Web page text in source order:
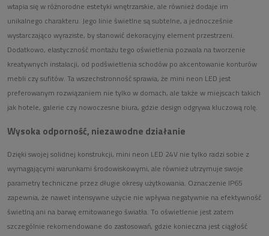
wtapia się w różnorodne estetyki wnętrzarskie, ale również dodaje im
unikalnego charakteru. Jego linie świetlne są subtelne, a jednocześnie
wystarczająco wyraziste, by stanowić dekoracyjny element przestrzeni.
Dodatkowo, elastyczność montażu tego oświetlenia pozwala na tworzenie
kreatywnych instalacji, od podświetlenia schodów po akcentowanie konturów
mebli czy sufitów. Ta wszechstronność sprawia, że mini neon LED jest
preferowanym rozwiązaniem nie tylko w domach, ale także w miejscach takich
jak hotele, galerie czy nowoczesne biura, gdzie design odgrywa kluczową rolę.
Wysoka odporność, niezawodne działanie
Dzięki swojej solidnej konstrukcji, mini neon LED 24V nie tylko radzi sobie z
wymagającymi warunkami środowiskowymi, ale również utrzymuje swoje
parametry techniczne przez długie okresy użytkowania. Oznaczenie IP65
zapewnia, że nawet intensywne użycie nie wpływa negatywnie na efektywność
świetlną ani na barwę emitowanego światła. To oświetlenie jest zatem
szczególnie rekomendowane do zastosowań, gdzie konieczna jest ciągłość